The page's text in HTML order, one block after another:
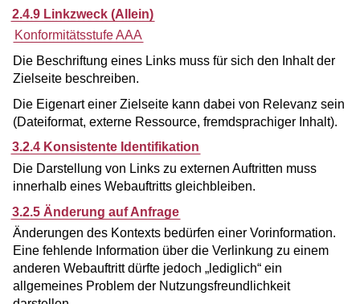
2.4.9 Linkzweck (Allein)
Konformitätsstufe AAA
Die Beschriftung eines Links muss für sich den Inhalt der
Zielseite beschreiben.
Die Eigenart einer Zielseite kann dabei von Relevanz sein
(Dateiformat, externe Ressource, fremdsprachiger Inhalt).
3.2.4 Konsistente Identifikation
Die Darstellung von Links zu externen Auftritten muss
innerhalb eines Webauftritts gleichbleiben.
3.2.5 Änderung auf Anfrage
Änderungen des Kontexts bedürfen einer Vorinformation.
Eine fehlende Information über die Verlinkung zu einem
anderen Webauftritt dürfte jedoch „lediglich“ ein
allgemeines Problem der Nutzungsfreundlichkeit